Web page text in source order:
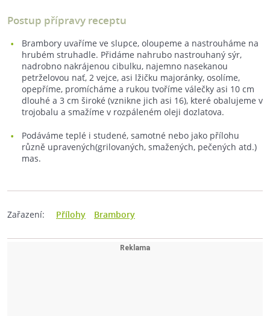
Postup přípravy receptu
Brambory uvaříme ve slupce, oloupeme a nastrouháme na
hrubém struhadle. Přidáme nahrubo nastrouhaný sýr,
nadrobno nakrájenou cibulku, najemno nasekanou
petrželovou nať, 2 vejce, asi lžičku majoránky, osolíme,
opepříme, promícháme a rukou tvoříme válečky asi 10 cm
dlouhé a 3 cm široké (vznikne jich asi 16), které obalujeme v
trojobalu a smažíme v rozpáleném oleji dozlatova.
Podáváme teplé i studené, samotné nebo jako přílohu
různě upravených(grilovaných, smažených, pečených atd.)
mas.
Zařazení: Přílohy Brambory